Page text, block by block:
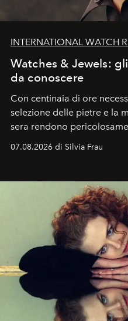
INTERNATIONAL WATCH
Watches & Jewels:
da conoscere
Con centinaia di ore
selezione delle pietre e la
sera rendono
07.08.2026 di Silvia Frau